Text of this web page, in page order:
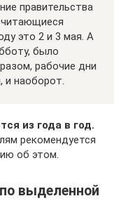
правительства
это 2 и 3 мая. А
было
рабочие дни
и наоборот.
из года в год.
рекомендуется
об этом.
выделенной